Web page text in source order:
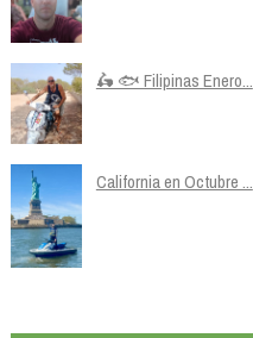
🛵 🐟 Filipinas Enero...
California en Octubre ...